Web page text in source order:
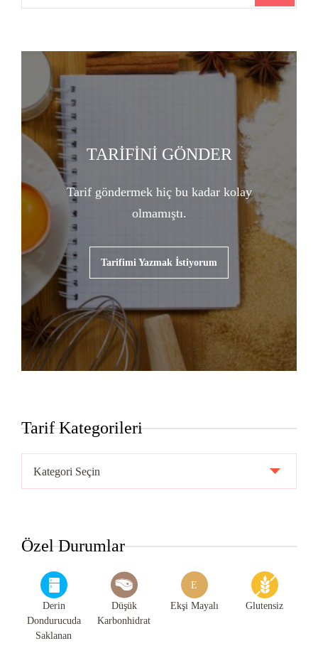
TARİFİNİ GÖNDER
Tarif göndermek hiç bu kadar kolay
olmamıştı.
Tarifimi Yazmak İstiyorum
Tarif Kategorileri
Kategorileri
Özel Durumlar
Derin
Dondurucuda
Saklanan
Düşük
Karbonhidrat
E
Ekşi Mayalı Glutensiz